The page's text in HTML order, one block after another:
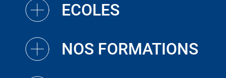
ECOLES
NOS FORMATIONS